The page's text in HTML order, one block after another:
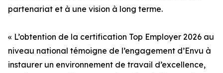
partenariat et à une vision à long terme.
« L’obtention de la certification Top Employer 2026 au
niveau national témoigne de l’engagement d’Envu à
instaurer un environnement de travail d’excellence,